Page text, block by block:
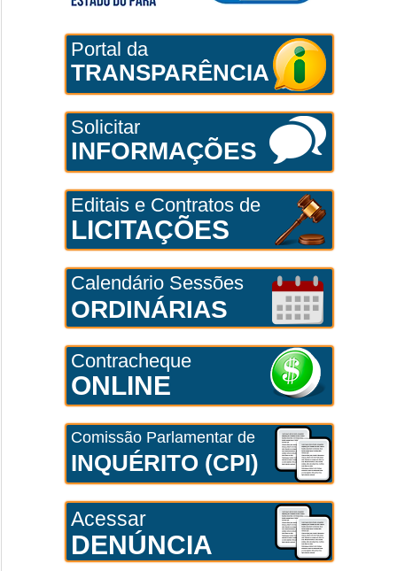
Portal da
TRANSPARÊNCIA
Solicitar
INFORMAÇÕES
Editais e Contratos de
LICITAÇÕES
Calendário Sessões
ORDINÁRIAS
Contracheque
ONLINE
Comissão Parlamentar de
INQUÉRITO (CPI)
Acessar
DENÚNCIA